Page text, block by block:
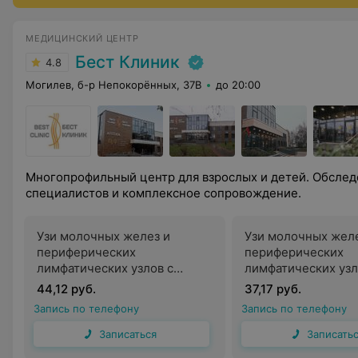
МЕДИЦИНСКИЙ ЦЕНТР
4.8 Бест Клиник
Могилев, б-р Непокорённых, 37В до 20:00
Многопрофильный центр для взрослых и детей.
специалистов и комплексное сопровождение.
Узи молочных желез и
периферических
лимфатических узлов с
дуплексным сканированием
сосудов импульсным
цветным и энергетическим
доплером и компрессионной
эластографией и цветным
44,12 руб.
Запись по телефону
Записаться
Узи молочных
периферических
лимфатических
мягких тканей с
сканированием
импульсным
энергетическим
цветным
37,17 руб.
Запись по телефону